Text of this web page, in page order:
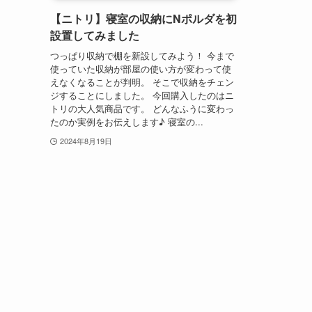
【ニトリ】寝室の収納にNポルダを初
設置してみました
つっぱり収納で棚を新設してみよう！ 今まで
使っていた収納が部屋の使い方が変わって使
えなくなることが判明。 そこで収納をチェン
ジすることにしました。 今回購入したのはニ
トリの大人気商品です。 どんなふうに変わっ
たのか実例をお伝えします♪ 寝室の...
2024年8月19日